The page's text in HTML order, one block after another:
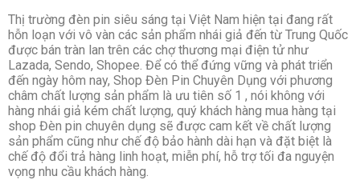
Thị trường đèn pin siêu sáng tại Việt Nam hiện tại đang rất
hỗn loạn với vô vàn các sản phẩm nhái giả đến từ Trung Quốc
được bán tràn lan trên các chợ thương mại điện tử như
Lazada, Sendo, Shopee. Để có thể đứng vững và phát triển
đến ngày hôm nay, Shop Đèn Pin Chuyên Dụng với phương
châm chất lượng sản phẩm là ưu tiên số 1 , nói không với
hàng nhái giả kém chất lượng, quý khách hàng mua hàng tại
shop Đèn pin chuyên dụng sẽ được cam kết về chất lượng
sản phẩm cũng như chế độ bảo hành dài hạn và đặt biệt là
chế độ đổi trả hàng linh hoạt, miễn phí, hỗ trợ tối đa nguyện
vọng nhu cầu khách hàng.